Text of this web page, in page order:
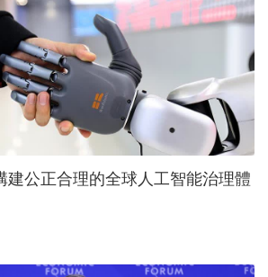
建公正合理的全球人工智能治理體